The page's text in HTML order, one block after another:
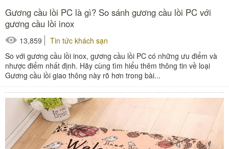
Gương cầu lồi PC là gì? So sánh gương cầu lồi PC với
gương cầu lồi inox
13,859
Tin tức khách sạn
So với gương cầu lồi inox, gương cầu lồi PC có những ưu điểm và
nhược điểm nhất định. Hãy cùng tìm hiểu thêm thông tin về loại
Gương cầu lồi giao thông này rõ hơn trong bài...